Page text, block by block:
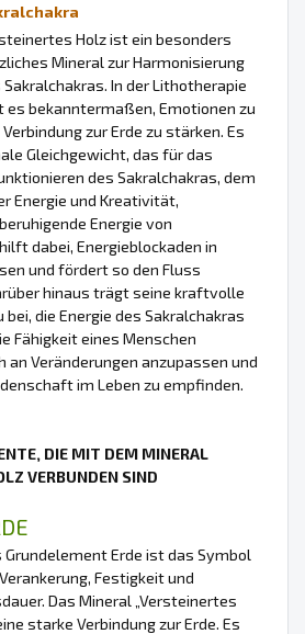
Holz ist ein besonders
Mineral zur Harmonisierung
Sakralchakras. In der Lithotherapie
es bekanntermaßen, Emotionen zu
zur Erde zu stärken. Es
Gleichgewicht, das für das
des Sakralchakras, dem
Energie und Kreativität,
Energie von
dabei, Energieblockaden in
und fördert so den Fluss
hinaus trägt seine kraftvolle
die Energie des Sakralchakras
Fähigkeit eines Menschen
an Veränderungen anzupassen und
im Leben zu empfinden.
DIE MIT DEM MINERAL
VERBUNDEN SIND
Grundelement Erde ist das Symbol
Festigkeit und
Das Mineral „Versteinertes
starke Verbindung zur Erde. Es